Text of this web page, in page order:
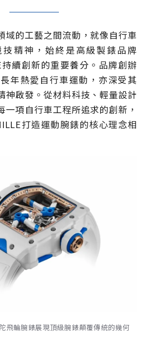
域的工藝之間流動，就像自行車
精神，始終是高級製錶品牌
持續創新的重要養分。品牌創辦
年熱愛自行車運動，亦深受其
神啟發。從材料科技、輕量設計
一項自行車工程所追求的創新，
打造運動腕錶的核心理念相
飛輪腕錶展現頂級腕錶顛覆傳統的幾何